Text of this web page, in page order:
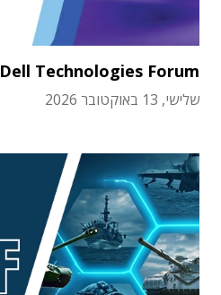
Dell Technologies Forum
שלישי, 13 באוקטובר 2026